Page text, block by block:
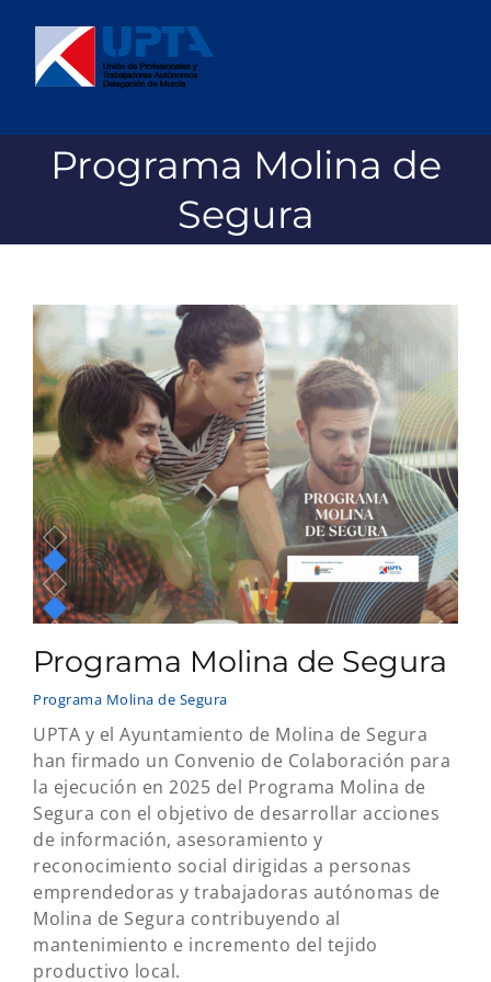
contenido
Programa Molina de
Segura
Programa Molina de Segura
Programa Molina de Segura
UPTA y el Ayuntamiento de Molina de Segura
han firmado un Convenio de Colaboración para
la ejecución en 2025 del Programa Molina de
Segura con el objetivo de desarrollar acciones
de información, asesoramiento y
reconocimiento social dirigidas a personas
emprendedoras y trabajadoras autónomas de
Molina de Segura contribuyendo al
mantenimiento e incremento del tejido
productivo local.